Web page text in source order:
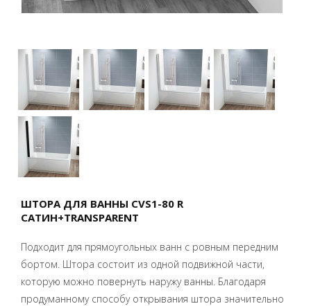
ШТОРА ДЛЯ ВАННЫ CVS1-80 R
САТИН+TRANSPARENT
Подходит для прямоугольных ванн с ровным передним
бортом. Штора состоит из одной подвижной части,
которую можно повернуть наружу ванны. Благодаря
продуманному способу открывания штора значительно